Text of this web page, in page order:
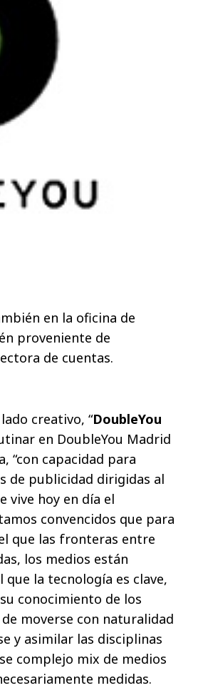
en la oficina de
proveniente de
de cuentas.
creativo, “DoubleYou
en DoubleYou Madrid
“con capacidad para
de publicidad dirigidas al
vive hoy en día el
convencidos que para
que las fronteras entre
los medios están
la tecnología es clave,
conocimiento de los
moverse con naturalidad
y asimilar las disciplinas
complejo mix de medios
medidas.